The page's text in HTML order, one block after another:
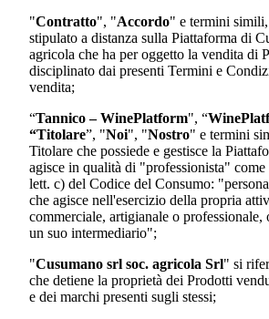
"Contratto", "Accordo" e termini
stipulato a distanza sulla Piattaforma di
agricola che ha per oggetto la vendita di
disciplinato dai presenti Termini e
vendita;
“Tannico – WinePlatform", “
“Titolare”, "Noi", "Nostro" e termini
Titolare che possiede e gestisce la
agisce in qualità di "professionista"
lett. c) del Codice del Consumo:
che agisce nell'esercizio della propria
commerciale, artigianale o
un suo intermediario";
"Cusumano srl soc. agricola Srl" si
che detiene la proprietà dei Prodotti
e dei marchi presenti sugli stessi;